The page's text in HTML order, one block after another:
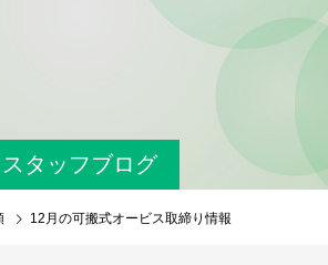
スタッフブログ
12月の可搬式オービス取締り情報